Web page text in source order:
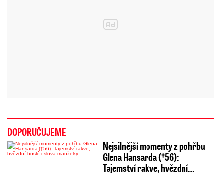
DOPORUČUJEME
Nejsilnější momenty z pohřbu
Glena Hansarda (†56):
Tajemství rakve, hvězdní…